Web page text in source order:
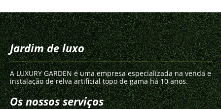
Jardim de luxo
A LUXURY GARDEN é uma empresa especializada na venda e
instalação de relva artificial topo de gama há 10 anos.
Os nossos serviços